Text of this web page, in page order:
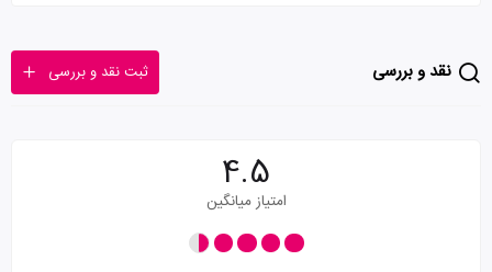
نقد و بررسی ثبت نقد و بررسی
4.5
امتیاز میانگین